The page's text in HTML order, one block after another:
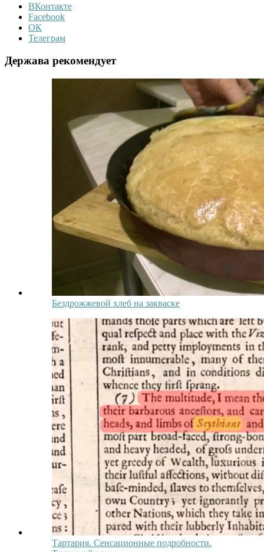
ВКонтакте
Facebook
ОК
Телеграм
Держава рекомендует
Бездрожжевой хлеб на закваске
Тартария. Сенсационные подробности.